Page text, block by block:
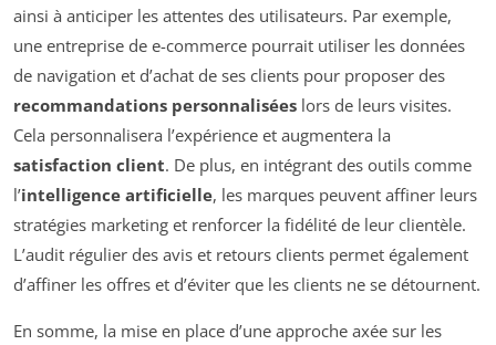
ainsi à anticiper les attentes des utilisateurs. Par exemple,
une entreprise de e-commerce pourrait utiliser les données
de navigation et d’achat de ses clients pour proposer des
recommandations personnalisées lors de leurs visites.
Cela personnalisera l’expérience et augmentera la
satisfaction client. De plus, en intégrant des outils comme
l’intelligence artificielle, les marques peuvent affiner leurs
stratégies marketing et renforcer la fidélité de leur clientèle.
L’audit régulier des avis et retours clients permet également
d’affiner les offres et d’éviter que les clients ne se détournent.
En somme, la mise en place d’une approche axée sur les